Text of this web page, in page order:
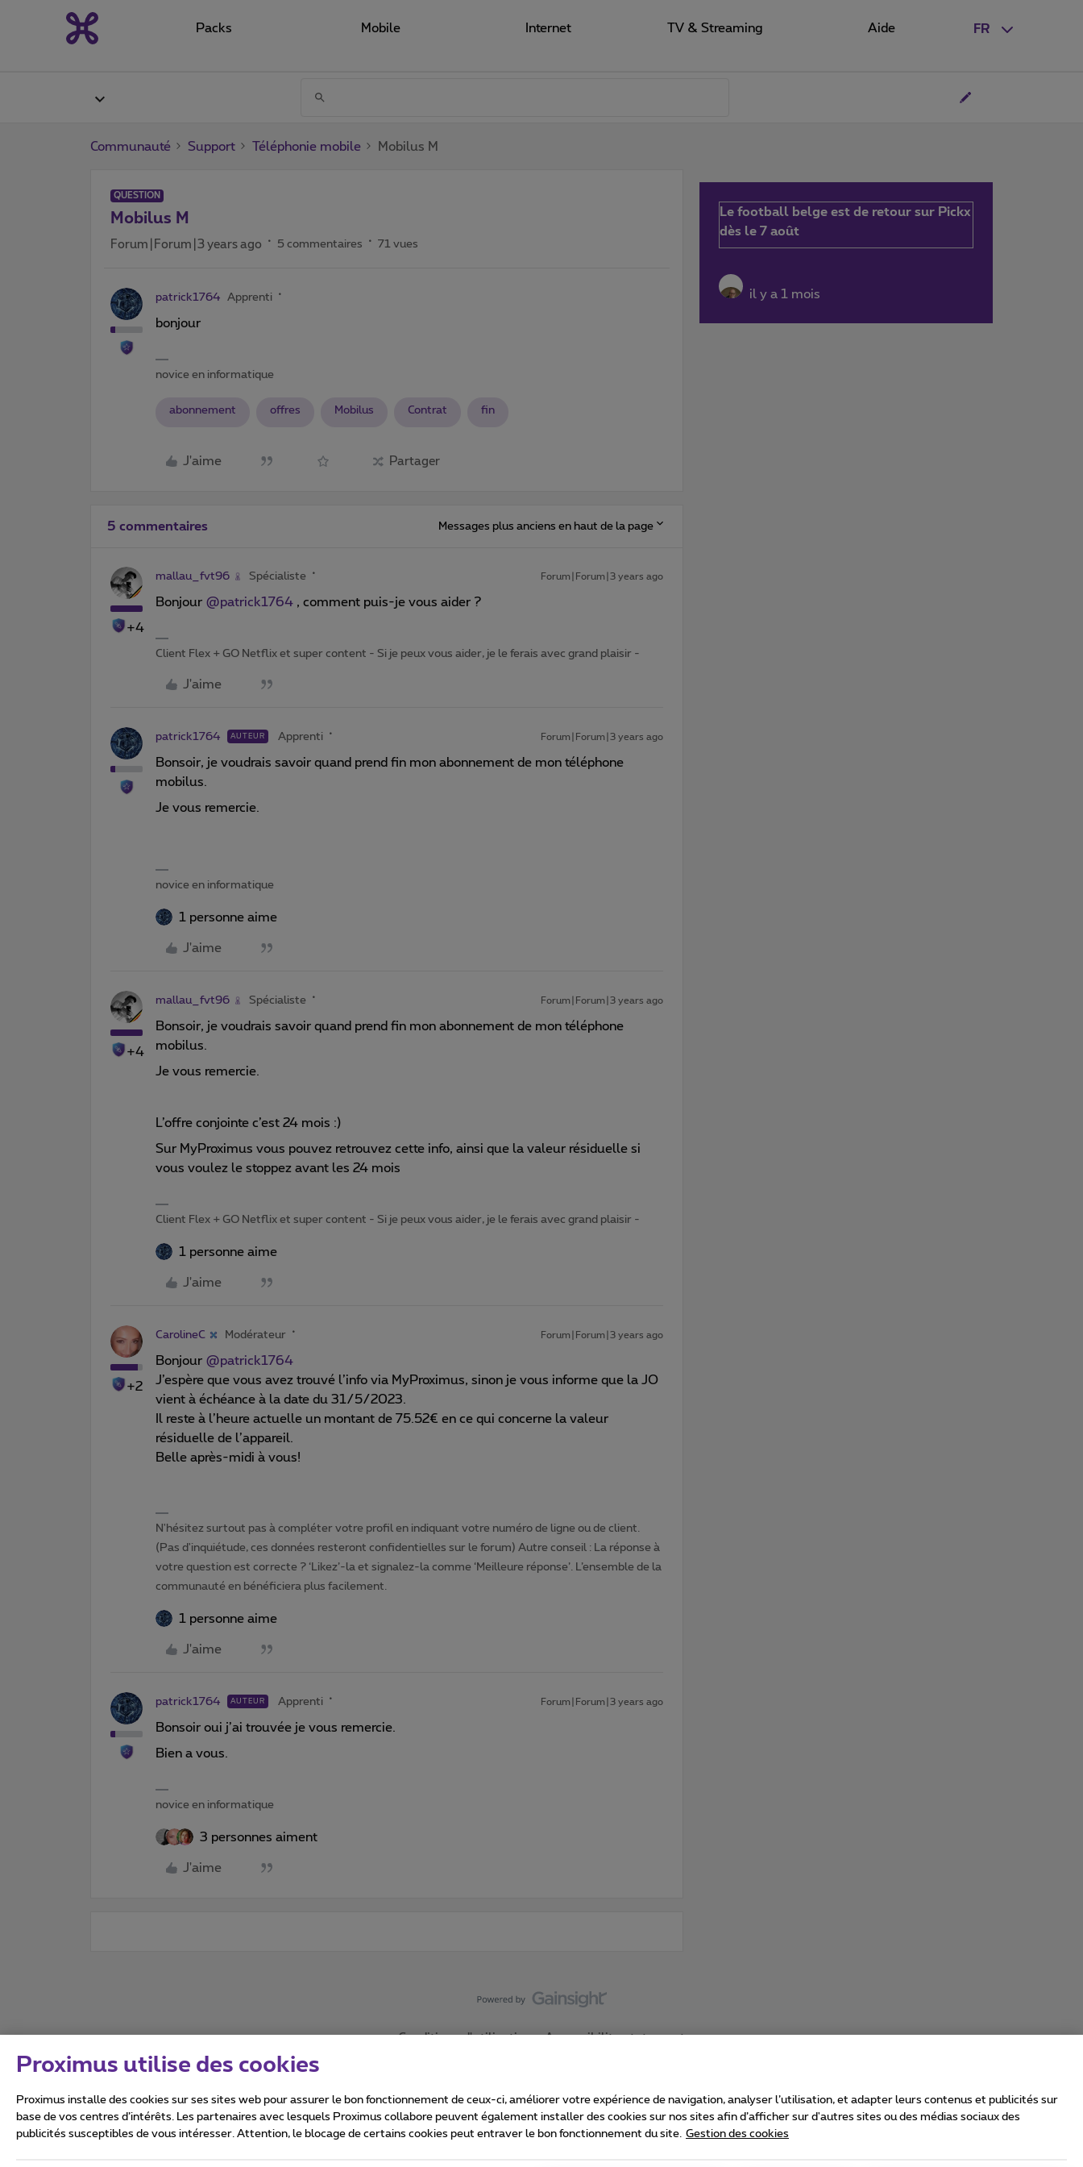
FR
Packs Mobile Internet TV & Streaming Aide
Communauté Support Téléphonie mobile Mobilus M
QUESTION
Mobilus M
Forum|Forum|3 years ago 5 commentaires 71 vues
patrick1764 Apprenti
bonjour
novice en informatique
abonnement offres Mobilus Contrat fin
J'aime Partager
5 commentaires Messages plus anciens en haut de la page
+4
mallau_fvt96 Spécialiste Forum|Forum|3 years ago
Bonjour @patrick1764 , comment puis-je vous aider ?
Client Flex + GO Netflix et super content - Si je peux vous aider, je le ferais avec grand plaisir -
J'aime
patrick1764 AUTEUR Apprenti Forum|Forum|3 years ago
Bonsoir, je voudrais savoir quand prend fin mon abonnement de mon téléphone
mobilus.
Je vous remercie.
novice en informatique
1 personne aime
J'aime
+4
mallau_fvt96 Spécialiste Forum|Forum|3 years ago
Bonsoir, je voudrais savoir quand prend fin mon abonnement de mon téléphone
mobilus.
Je vous remercie.
L’offre conjointe c’est 24 mois :)
Sur MyProximus vous pouvez retrouvez cette info, ainsi que la valeur résiduelle si
vous voulez le stoppez avant les 24 mois
Client Flex + GO Netflix et super content - Si je peux vous aider, je le ferais avec grand plaisir -
1 personne aime
J'aime
+2
CarolineC Modérateur Forum|Forum|3 years ago
Bonjour @patrick1764
J’espère que vous avez trouvé l’info via MyProximus, sinon je vous informe que la JO
vient à échéance à la date du 31/5/2023.
Il reste à l’heure actuelle un montant de 75.52€ en ce qui concerne la valeur
résiduelle de l’appareil.
Belle après-midi à vous!
N'hésitez surtout pas à compléter votre profil en indiquant votre numéro de ligne ou de client.
(Pas d'inquiétude, ces données resteront confidentielles sur le forum) Autre conseil : La réponse à
votre question est correcte ? ‘Likez’-la et signalez-la comme ‘Meilleure réponse’. L’ensemble de la
communauté en bénéficiera plus facilement.
1 personne aime
J'aime
patrick1764 AUTEUR Apprenti Forum|Forum|3 years ago
Bonsoir oui j’ai trouvée je vous remercie.
Bien a vous.
novice en informatique
3 personnes aiment
J'aime
Le football belge est de retour sur Pickx
dès le 7 août
il y a 1 mois
Conditions d'utilisation Accessibility statement
Tous droits réservés. ©2026Proximus
Proximus utilise des cookies
Proximus installe des cookies sur ses sites web pour assurer le bon fonctionnement de ceux-ci, améliorer votre expérience de navigation, analyser l’utilisation, et adapter leurs contenus et publicités sur
base de vos centres d’intérêts. Les partenaires avec lesquels Proximus collabore peuvent également installer des cookies sur nos sites afin d’afficher sur d'autres sites ou des médias sociaux des
publicités susceptibles de vous intéresser. Attention, le blocage de certains cookies peut entraver le bon fonctionnement du site. Gestion des cookies